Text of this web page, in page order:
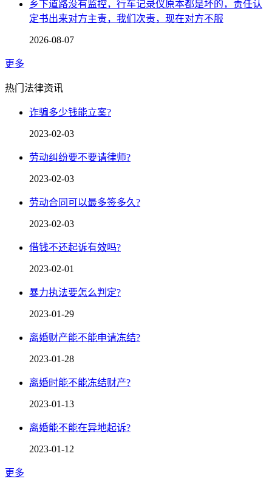
乡下道路没有监控，行车记录仪原本都是坏的，责任认
定书出来对方主责，我们次责，现在对方不服
2026-08-07
更多
热门法律资讯
诈骗多少钱能立案?
2023-02-03
劳动纠纷要不要请律师?
2023-02-03
劳动合同可以最多签多久?
2023-02-03
借钱不还起诉有效吗?
2023-02-01
暴力执法要怎么判定?
2023-01-29
离婚财产能不能申请冻结?
2023-01-28
离婚时能不能冻结财产?
2023-01-13
离婚能不能在异地起诉?
2023-01-12
更多